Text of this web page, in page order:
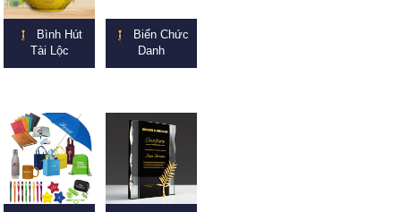
Bình Hút
Tài Lộc
Biển Chức
Danh